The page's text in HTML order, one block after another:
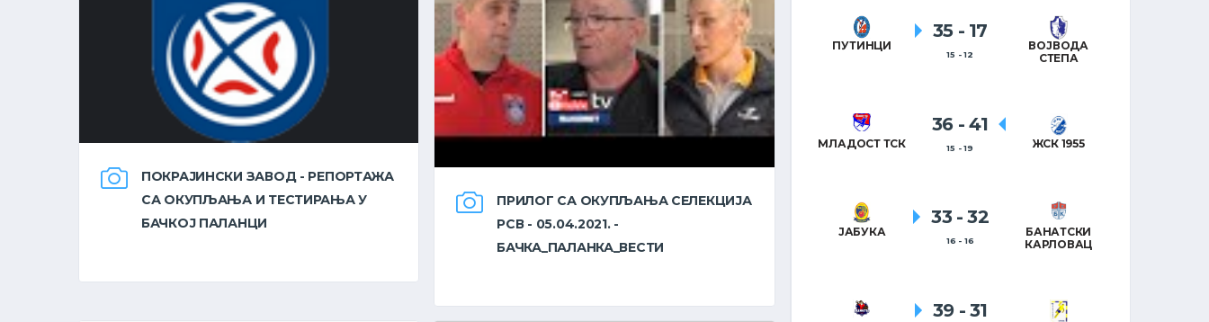
ПОКРАЈИНСКИ ЗАВОД - РЕПОРТАЖА
СА ОКУПЉАЊА И ТЕСТИРАЊА У
БАЧКОЈ ПАЛАНЦИ
ПРИЛОГ СА ОКУПЉАЊА СЕЛЕКЦИЈА
РСВ - 05.04.2021. -
БАЧКА_ПАЛАНКА_ВЕСТИ
26- 35
ХАЈДУК
РАДНИЧКИ
28
17 - 15 СОМБОР
РАДНИЧКИ
26- 19
14 - 6
ПУТИНЦИ
35 - 17
15 - 12
ВОЈВОДА
СТЕПА
МЛАДОСТ ТСК
36 - 41
15 - 19 ЖСК 1955
ЈАБУКА
33 - 32
16 - 16
БАНАТСКИ
КАРЛОВАЦ
39 - 31